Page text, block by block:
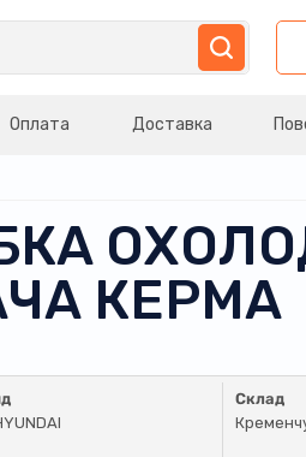
Оплата Доставка
КЕРМА
Склад